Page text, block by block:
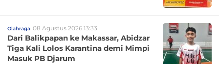
Olahraga 08 Agustus 2026 13:33
Dari Balikpapan ke Makassar, Abidzar
Tiga Kali Lolos Karantina demi Mimpi
Masuk PB Djarum